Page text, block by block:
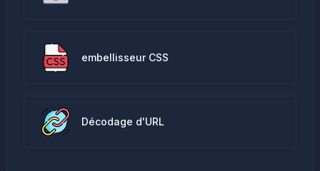
embellisseur CSS
Décodage d'URL